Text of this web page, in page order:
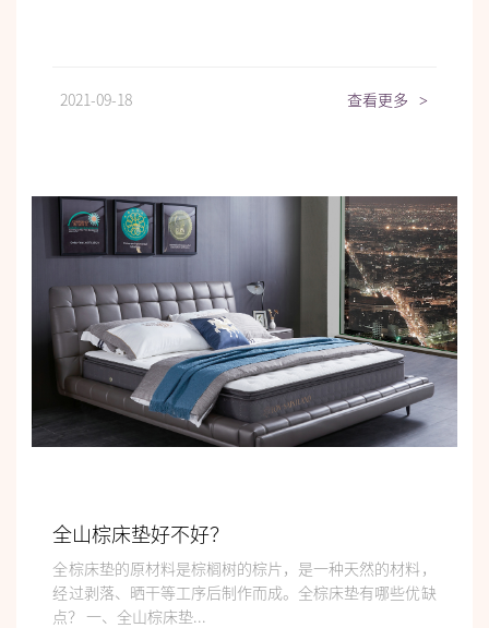
2021-09-18 查看更多 >
全山棕床垫好不好？
全棕床垫的原材料是棕榈树的棕片，是一种天然的材料，
经过剥落、晒干等工序后制作而成。全棕床垫有哪些优缺
点？ 一、全山棕床垫...